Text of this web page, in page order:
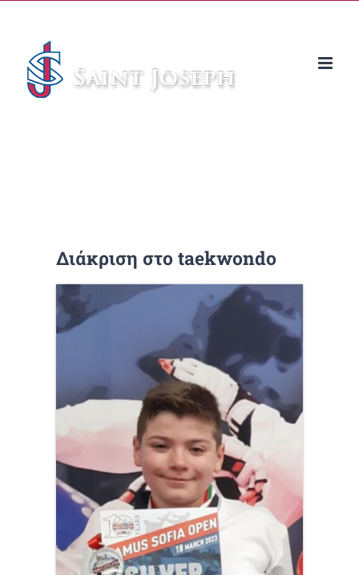
περιεχόμενο
Διάκριση στο taekwondo